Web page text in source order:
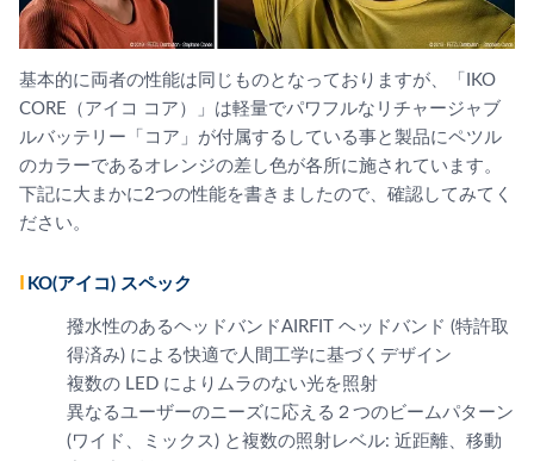
基本的に両者の性能は同じものとなっておりますが、「IKO
CORE（アイコ コア）」は軽量でパワフルなリチャージャブ
ルバッテリー「コア」が付属するしている事と製品にペツル
のカラーであるオレンジの差し色が各所に施されています。
下記に大まかに2つの性能を書きましたので、確認してみてく
ださい。
IKO(アイコ) スペック
撥水性のあるヘッドバンドAIRFIT ヘッドバンド (特許取
得済み) による快適で人間工学に基づくデザイン
複数の LED によりムラのない光を照射
異なるユーザーのニーズに応える２つのビームパターン
(ワイド、ミックス) と複数の照射レベル: 近距離、移動